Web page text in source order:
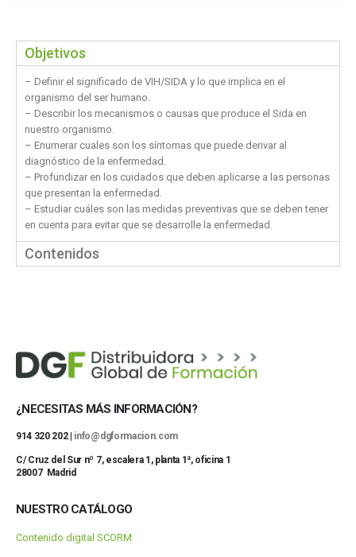
Objetivos
– Definir el significado de VIH/SIDA y lo que implica en el
organismo del ser humano.
– Describir los mecanismos o causas que produce el Sida en
nuestro organismo.
– Enumerar cuales son los síntomas que puede derivar al
diagnóstico de la enfermedad.
– Profundizar en los cuidados que deben aplicarse a las personas
que presentan la enfermedad.
– Estudiar cuáles son las medidas preventivas que se deben tener
en cuenta para evitar que se desarrolle la enfermedad.
Contenidos
¿NECESITAS MÁS INFORMACIÓN?
914 320 202 | info@dgformacion.com
C/ Cruz del Sur nº 7, escalera 1, planta 1ª, oficina 1
28007 Madrid
NUESTRO CATÁLOGO
Contenido digital SCORM